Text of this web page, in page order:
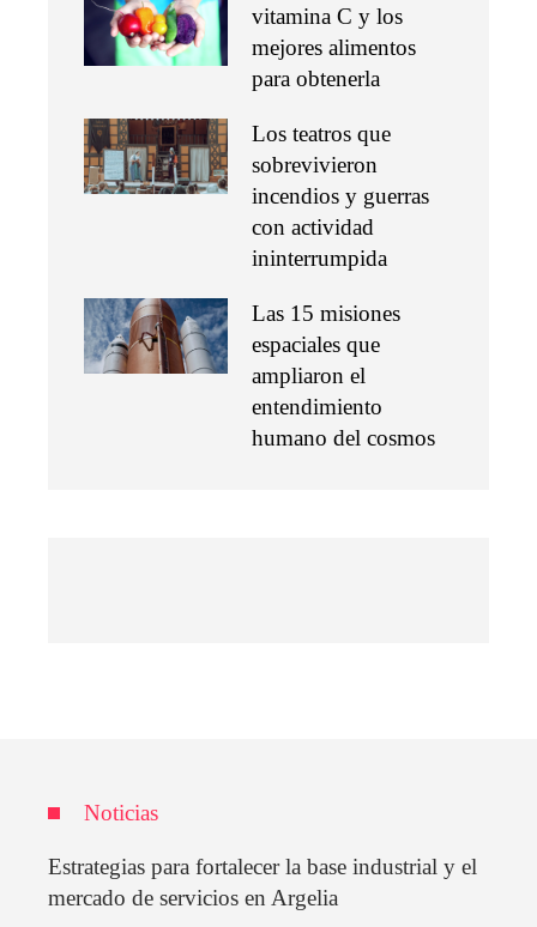
vitamina C y los
mejores alimentos
para obtenerla
Los teatros que
sobrevivieron
incendios y guerras
con actividad
ininterrumpida
Las 15 misiones
espaciales que
ampliaron el
entendimiento
humano del cosmos
Noticias
Estrategias para fortalecer la base industrial y el
mercado de servicios en Argelia